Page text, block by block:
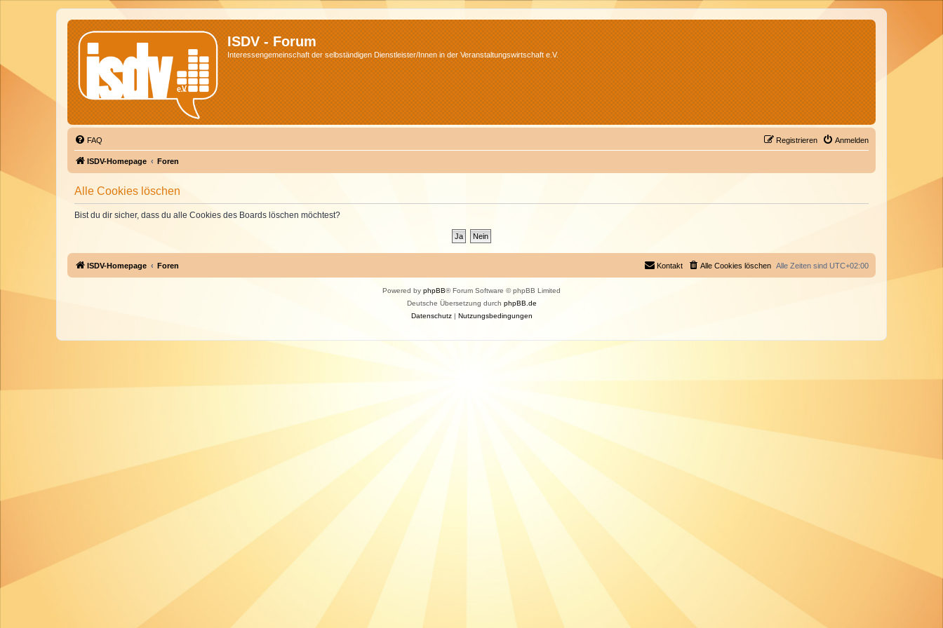
ISDV - Forum
Interessengemeinschaft der selbständigen Dienstleister/Innen in der Veranstaltungswirtschaft e.V.
FAQ Anmelden
Registrieren
ISDV-Homepage Foren
Alle Cookies löschen
Bist du dir sicher, dass du alle Cookies des Boards löschen möchtest?
ISDV-Homepage Foren Alle Zeiten sind UTC+02:00
Alle Cookies löschen
Kontakt
Powered by phpBB® Forum Software © phpBB Limited
Deutsche Übersetzung durch phpBB.de
Datenschutz| Nutzungsbedingungen